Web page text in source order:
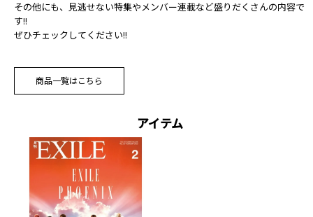
その他にも、見逃せない特集やメンバー連載など盛りだくさんの内容で
す!!
ぜひチェックしてください!!
商品一覧はこちら
アイテム